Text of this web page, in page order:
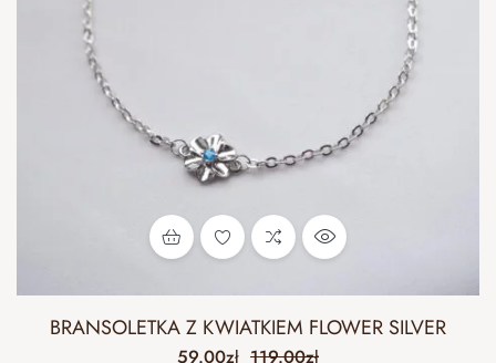
BRANSOLETKA Z KWIATKIEM FLOWER SILVER
119.00zł
59.00zł